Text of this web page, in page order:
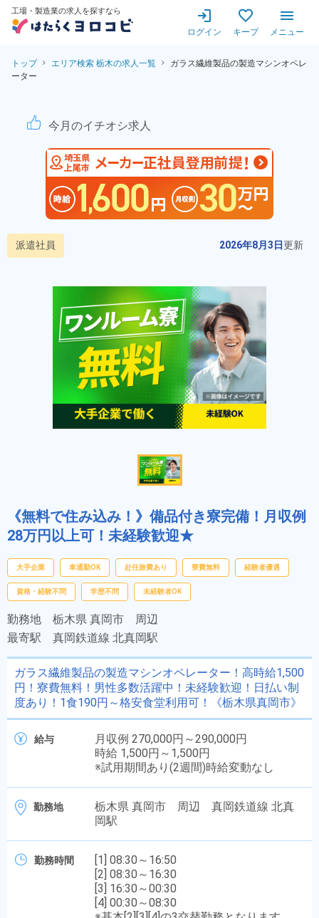
工場・製造業の求人を探すなら
ログイン キープ メニュー
トップ エリア検索 栃木の求人一覧
ガラス繊維製品の製造マシンオペレ
ーター
ガラス繊維製品の製造マシ
今月のイチオシ求人
派遣社員 2026年8月3日更新
《無料で住み込み！》備品付き寮完備！月収例
28万円以上可！未経験歓迎★
大手企業 車通勤OK 赴任旅費あり 寮費無料 経験者優遇
資格・経験不問 学歴不問 未経験者OK
勤務地 栃木県 真岡市 周辺
最寄駅 真岡鉄道線 北真岡駅
ガラス繊維製品の製造マシンオペレーター！高時給1,500
円！寮費無料！男性多数活躍中！未経験歓迎！日払い制
度あり！1食190円～格安食堂利用可！《栃木県真岡市》
給与
月収例 270,000円～290,000円
時給 1,500円～1,500円
※試用期間あり(2週間)時給変動なし
勤務地
栃木県 真岡市 周辺 真岡鉄道線 北真
岡駅
勤務時間
[1] 08:30～16:50
[2] 08:30～16:30
[3] 16:30～00:30
[4] 00:30～08:30